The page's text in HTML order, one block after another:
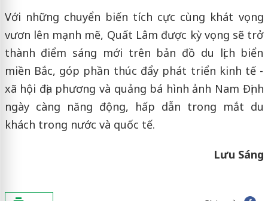
Với những chuyển biến tích cực cùng khát vọng
vươn lên mạnh mẽ, Quất Lâm được kỳ vọng sẽ trở
thành điểm sáng mới trên bản đồ du lịch biển
miền Bắc, góp phần thúc đẩy phát triển kinh tế -
xã hội địa phương và quảng bá hình ảnh Nam Định
ngày càng năng động, hấp dẫn trong mắt du
khách trong nước và quốc tế.
Lưu Sáng